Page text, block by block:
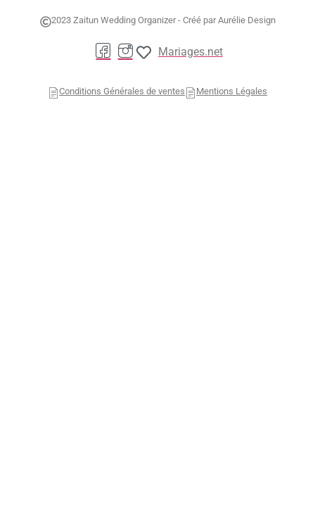
2023 Zaitun Wedding Organizer - Créé par Aurélie Design
Mariages.net
Conditions Générales de ventes Mentions Légales